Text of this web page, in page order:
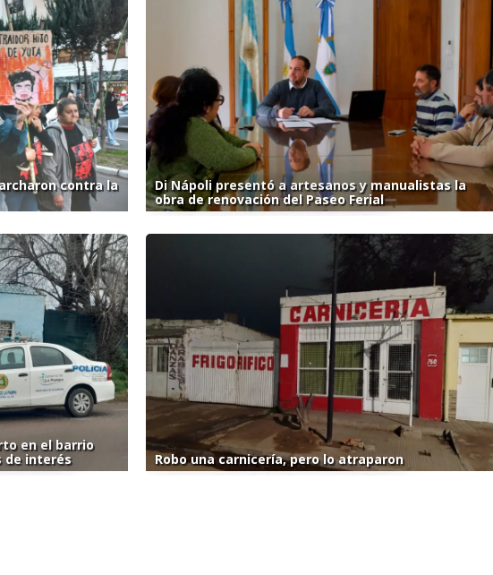
contra la
Di Nápoli presentó a artesanos y manualistas la
obra de renovación del Paseo Ferial
en el barrio
de interés
Robo una carnicería, pero lo atraparon